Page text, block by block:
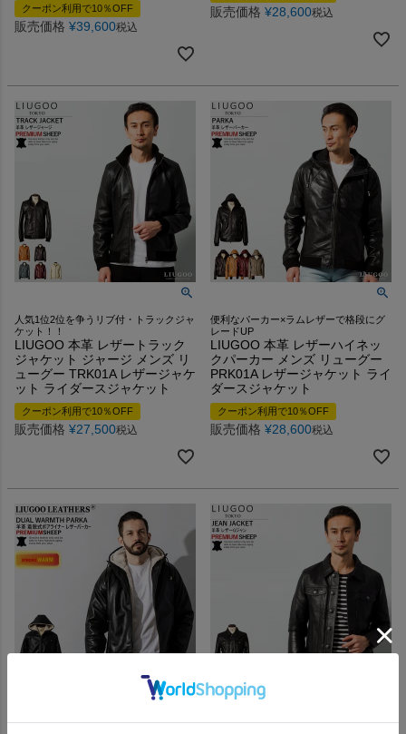
クーポン利用で10％OFF
販売価格 ¥39,600税込
販売価格 ¥28,600税込
人気1位2位を争うリブ付・トラックジャ
ケット！！
LIUGOO 本革 レザートラック
ジャケット ジャージ メンズ リ
ューグー TRK01A レザージャケ
ット ライダースジャケット
クーポン利用で10％OFF
販売価格 ¥27,500税込
便利なパーカー×ラムレザーで格段にグ
レードUP
LIUGOO 本革 レザーハイネッ
クパーカー メンズ リューグー
PRK01A レザージャケット ライ
ダースジャケット
クーポン利用で10％OFF
販売価格 ¥28,600税込
着脱式ボアライナー搭載の高級感溢れる
ベーシックな本革Gジャンデザイン！